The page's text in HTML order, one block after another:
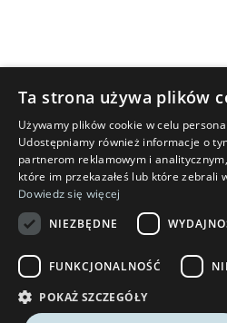
Ta strona używa plików
Używamy plików cookie w celu
Udostępniamy również informacje o
partnerom reklamowym i
które im przekazałeś lub które zebrali
Dowiedz się więcej
NIEZBĘDNE
FUNKCJONALNOŚĆ
POKAŻ SZCZEGÓŁY